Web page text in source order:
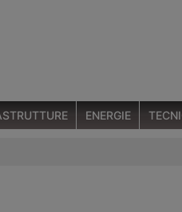
ENERGIE